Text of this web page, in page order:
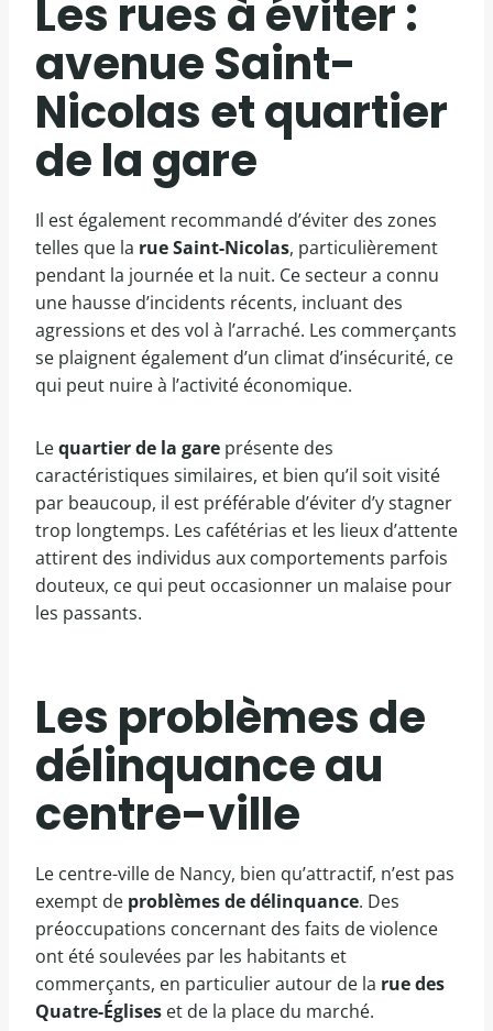
Les rues à éviter :
avenue Saint-
Nicolas et quartier
de la gare
Il est également recommandé d’éviter des zones
telles que la rue Saint-Nicolas, particulièrement
pendant la journée et la nuit. Ce secteur a connu
une hausse d’incidents récents, incluant des
agressions et des vol à l’arraché. Les commerçants
se plaignent également d’un climat d’insécurité, ce
qui peut nuire à l’activité économique.
Lequartier de la gare présente des
caractéristiques similaires, et bien qu’il soit visité
par beaucoup, il est préférable d’éviter d’y stagner
trop longtemps. Les cafétérias et les lieux d’attente
attirent des individus aux comportements parfois
douteux, ce qui peut occasionner un malaise pour
les passants.
Les problèmes de
délinquance au
centre-ville
Le centre-ville de Nancy, bien qu’attractif, n’est pas
exempt de problèmes de délinquance. Des
préoccupations concernant des faits de violence
ont été soulevées par les habitants et
commerçants, en particulier autour de la rue des
Quatre-Églises et de la place du marché.